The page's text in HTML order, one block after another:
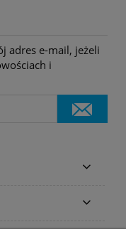
adres e-mail, jeżeli
i